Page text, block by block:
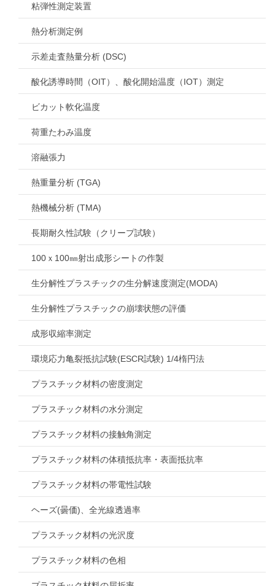
粘弾性測定装置
熱分析測定例
示差走査熱量分析 (DSC)
酸化誘導時間（OIT）、酸化開始温度（IOT）測定
ビカット軟化温度
荷重たわみ温度
溶融張力
熱重量分析 (TGA)
熱機械分析 (TMA)
長期耐久性試験（クリープ試験）
100ｘ100㎜射出成形シートの作製
生分解性プラスチックの生分解速度測定(MODA)
生分解性プラスチックの崩壊状態の評価
成形収縮率測定
環境応力亀裂抵抗試験(ESCR試験) 1/4楕円法
プラスチック材料の密度測定
プラスチック材料の水分測定
プラスチック材料の接触角測定
プラスチック材料の体積抵抗率・表面抵抗率
プラスチック材料の帯電性試験
ヘーズ(曇価)、全光線透過率
プラスチック材料の光沢度
プラスチック材料の色相